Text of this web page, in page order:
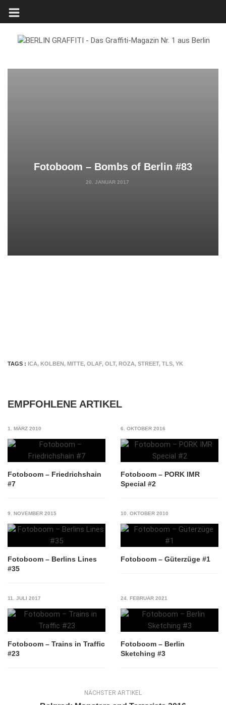
Fotoboom – Bombs of Berlin #83
20. JANUAR 2017
TAGS : ICA, KOLBEN, MITTE, OLAF, OLT, ROZA, STREET, TLS, YK
EMPFOHLENE ARTIKEL
1. MÄRZ 2010
Fotoboom – Friedrichshain
#7
6. OKTOBER 2016
Fotoboom – PORK IMR
Special #2
9. NOVEMBER 2015
Fotoboom – Berlins Lines
#35
10. OKTOBER 2010
Fotoboom – Güterzüge #1
11. JULI 2017
Fotoboom – Trains in Traffic
#23
24. FEBRUAR 2021
Fotoboom – Berlin
Sketching #3
NÄCHSTER ARTIKEL